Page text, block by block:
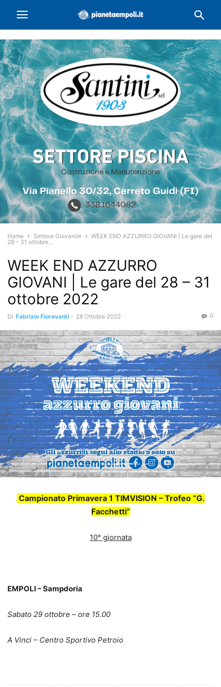
Home Settore Giovanile
WEEK END AZZURRO GIOVANI | Le gare del
28 – 31 ottobre...
WEEK END AZZURRO
GIOVANI | Le gare del 28 – 31
ottobre 2022
Di Fabrizio Fioravanti - 28 Ottobre 2022 0
Campionato Primavera 1 TIMVISION – Trofeo “G.
Facchetti”
10° giornata
EMPOLI – Sampdoria
Sabato 29 ottobre – ore 15.00
A Vinci – Centro Sportivo Petroio